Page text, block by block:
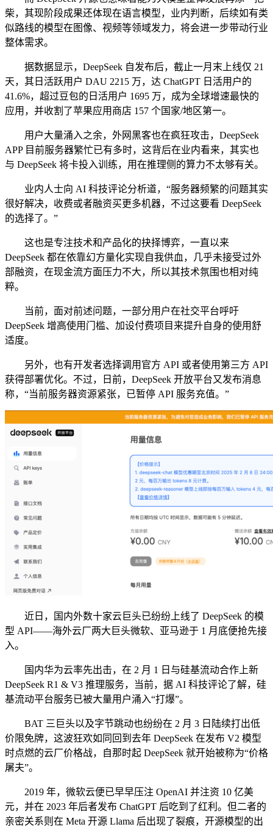
柴，其现阶段成果还体现在语言模型，业内判断，后续如有类
似路线的模型在图像、视频等领域发力，将会进一步带动行业
整体需求。
据数据显示，DeepSeek 自发布后，截止一月末上线仅 21
天，其日活跃用户 DAU 2215 万，达 ChatGPT 日活用户的
41.6%，超过豆包的日活用户 1695 万，成为全球增速最快的
应用，并收割了苹果应用商店 157 个国家/地区第一。
用户大量涌入之余，外网黑客也在疯狂攻击，DeepSeek
APP 目前服务器繁忙已有多时，这背后在业内看来，其实也
与 DeepSeek 将卡投入训练，用在推理侧的算力不太够有关。
业内人士向 AI 科技评论分析道，“服务器频繁的问题其实
很好解决，收费或者融资买更多机器，不过这要看 DeepSeek
的选择了。”
这也是专注技术和产品化的抉择博弈，一直以来
DeepSeek 都在依靠幻方量化实现自我供血，几乎未接受过外
部融资，在现金流方面压力不大，所以其技术氛围也相对纯
粹。
当前，面对前述问题，一部分用户在社交平台呼吁
DeepSeek 增高使用门槛、加设付费项目来提升自身的使用舒
适度。
另外，也有开发者选择调用官方 API 或者使用第三方 API
获得部署优化。不过，日前，DeepSeek 开放平台又发布消息
称，“当前服务器资源紧张，已暂停 API 服务充值。”
近日，国内外数十家云巨头已纷纷上线了 DeepSeek 的模
型 API——海外云厂两大巨头微软、亚马逊于 1 月底便抢先接
入。
国内华为云率先出击，在 2 月 1 日与硅基流动合作上新
DeepSeek R1 & V3 推理服务，当前，据 AI 科技评论了解，硅
基流动平台服务已被大量用户涌入“打爆”。
BAT 三巨头以及字节跳动也纷纷在 2 月 3 日陆续打出低
价限免牌，这波狂欢如同回到去年 DeepSeek 在发布 V2 模型
时点燃的云厂价格战，自那时起 DeepSeek 就开始被称为“价格
屠夫”。
2019 年，微软云便已早早压注 OpenAI 并注资 10 亿美
元，并在 2023 年后者发布 ChatGPT 后吃到了红利。但二者的
亲密关系则在 Meta 开源 Llama 后出现了裂痕，开源模型的出